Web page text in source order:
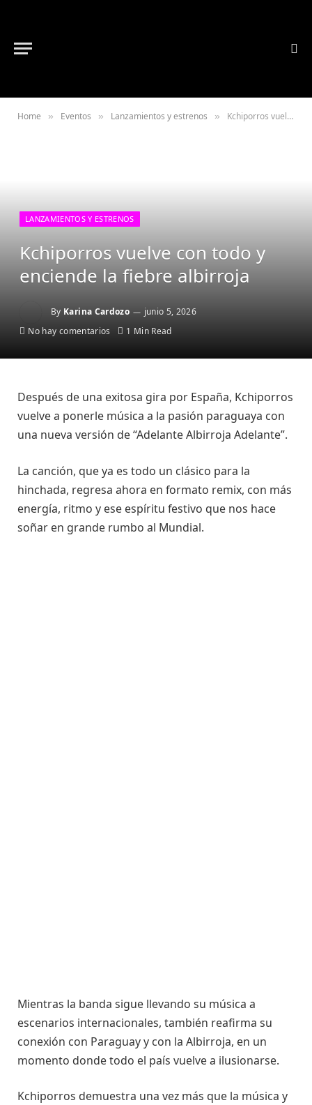
Home » Eventos » Lanzamientos y estrenos » Kchiporros vuelve con todo y enciende la fiebre albirroja
LANZAMIENTOS Y ESTRENOS
Kchiporros vuelve con todo y
enciende la fiebre albirroja
By Karina Cardozo
junio 5, 2026
No hay comentarios
1 Min Read
Después de una exitosa gira por España, Kchiporros
vuelve a ponerle música a la pasión paraguaya con
una nueva versión de “Adelante Albirroja Adelante”.
La canción, que ya es todo un clásico para la
hinchada, regresa ahora en formato remix, con más
energía, ritmo y ese espíritu festivo que nos hace
soñar en grande rumbo al Mundial.
Mientras la banda sigue llevando su música a
escenarios internacionales, también reafirma su
conexión con Paraguay y con la Albirroja, en un
momento donde todo el país vuelve a ilusionarse.
Kchiporros demuestra una vez más que la música y